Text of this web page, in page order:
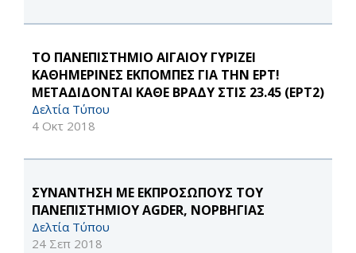
ΤΟ ΠΑΝΕΠΙΣΤΗΜΙΟ ΑΙΓΑΙΟΥ ΓΥΡΙΖΕΙ
ΚΑΘΗΜΕΡΙΝΕΣ ΕΚΠΟΜΠΕΣ ΓΙΑ ΤΗΝ ΕΡΤ!
ΜΕΤΑΔΙΔΟΝΤΑΙ ΚΑΘΕ ΒΡΑΔΥ ΣΤΙΣ 23.45 (ΕΡΤ2)
Δελτία Τύπου
4 Οκτ 2018
ΣΥΝΑΝΤΗΣΗ ΜΕ ΕΚΠΡΟΣΩΠΟΥΣ ΤΟΥ
ΠΑΝΕΠΙΣΤΗΜΙΟΥ AGDER, ΝΟΡΒΗΓΙΑΣ
Δελτία Τύπου
24 Σεπ 2018